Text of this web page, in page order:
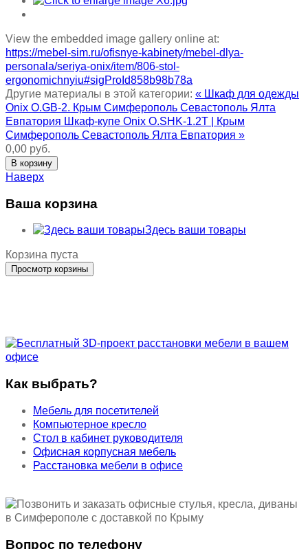
View the embedded image gallery online at:
https://mebel-sim.ru/ofisnye-kabinety/mebel-dlya-
personala/seriya-onix/item/806-stol-
ergonomichnyiu#sigProId858b98b78a
Другие материалы в этой категории: « Шкаф для одежды
Onix O.GB-2. Крым Симферополь Севастополь Ялта
Евпатория Шкаф-купе Onix O.SHK-1.2T | Крым
Симферополь Севастополь Ялта Евпатория »
0,00 руб.
Наверх
Ваша корзина
Здесь ваши товары
Корзина пуста
Как выбрать?
Мебель для посетителей
Компьютерное кресло
Стол в кабинет руководителя
Офисная корпусная мебель
Расстановка мебели в офисе
Вопрос по телефону